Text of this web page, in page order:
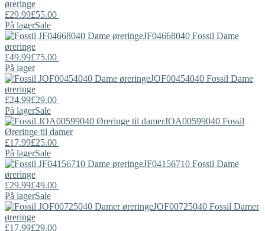
øreringe
£29.99£55.00
På lagerSale
JF04668040 Fossil Dame
øreringe
£49.99£75.00
På lager
JOF00454040 Fossil Dame
øreringe
£24.99£29.00
På lagerSale
JOA00599040 Fossil
Øreringe til damer
£17.99£25.00
På lagerSale
JF04156710 Fossil Dame
øreringe
£29.99£49.00
På lagerSale
JOF00725040 Fossil Damer
øreringe
£17.99£29.00